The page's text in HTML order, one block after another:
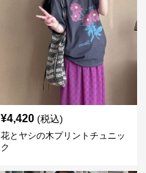
¥4,420 (税込)
花とヤシの木プリントチュニッ
ク